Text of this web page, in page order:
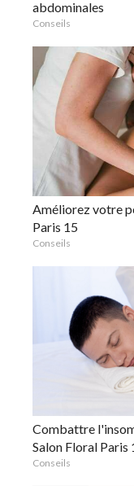
abdominales
Conseils
Améliorez votre
Paris 15
Conseils
Combattre
Salon Floral Paris
Conseils